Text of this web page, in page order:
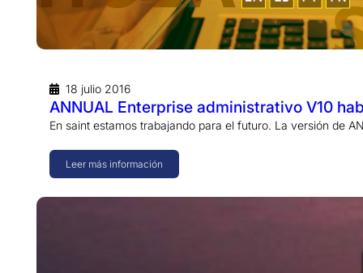
18 julio 2016
ANNUAL Enterprise administrativo V10
En saint estamos trabajando para el futuro. La versión de
Leer más información